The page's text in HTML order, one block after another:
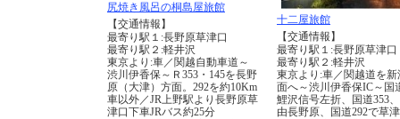
尻焼き風呂の桐島屋旅館
【交通情報】
最寄り駅１:長野原草津口
最寄り駅２:軽井沢
東京より:車／関越自動車道～
渋川伊香保～Ｒ353・145を長野
原（大津）方面。292を約10Km
車以外／JR上野駅より長野原草
津口下車JRバス約25分
十二屋旅館
【交通情報】
最寄り駅１:長野原草津口
最寄り駅２:軽井沢
東京より:車／関越道を新
面へ～渋川伊香保IC～国
鯉沢信号左折、国道353
由長野原、国道292で草